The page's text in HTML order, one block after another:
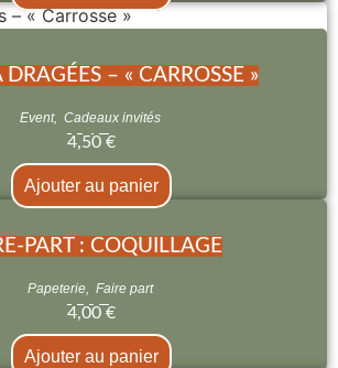
DRAGÉES – « CARROSSE »
Event, Cadeaux invités
4,50 €
Ajouter au panier
PART : COQUILLAGE
Papeterie, Faire part
4,00 €
Ajouter au panier